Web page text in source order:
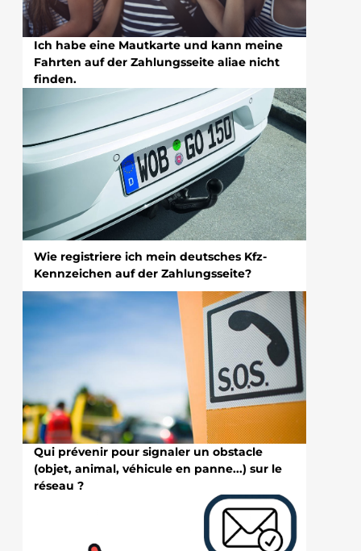
Ich habe eine Mautkarte und kann meine
Fahrten auf der Zahlungsseite aliae nicht
finden.
Wie registriere ich mein deutsches Kfz-
Kennzeichen auf der Zahlungsseite?
Qui prévenir pour signaler un obstacle
(objet, animal, véhicule en panne...) sur le
réseau ?